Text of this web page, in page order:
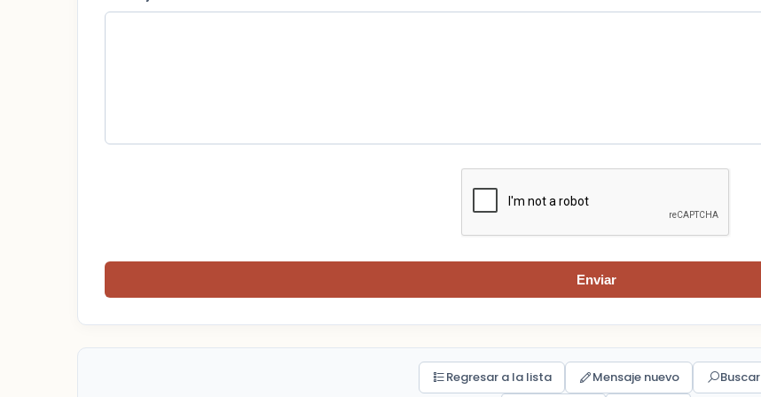
Enviar
Regresar a la lista Mensaje nuevo
Buscar